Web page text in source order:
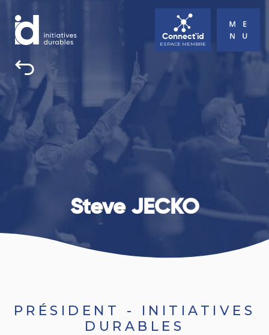
INITIATIVES DURABLES
TOUS UNE BONNE RAISON D’AGIR
ACTUALITÉS
AGENDA
CONTACT
Connect'id
ESPACE MEMBRE
Steve JECKO
PRÉSIDENT - INITIATIVES
DURABLES